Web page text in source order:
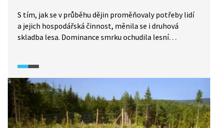
S tím, jak se v průběhu dějin proměňovaly potřeby lidí
a jejich hospodářská činnost, měnila se i druhová
skladba lesa. Dominance smrku ochudila lesní